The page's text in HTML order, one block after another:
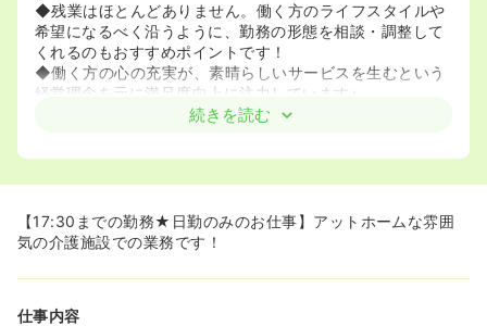
◆残業はほとんどありません。働く方のライフスタイルや
希望になるべく沿うように、勤務の形態を相談・調整して
くれるのもおすすめポイントです！
◆働く方の心の充実が、素晴らしいサービスを生むという
経営理念を元に満足度向上に注力しています♪
続きを読む
【17:30までの勤務★日勤のみのお仕事】アットホームな雰囲
気の介護施設での業務です！
仕事内容